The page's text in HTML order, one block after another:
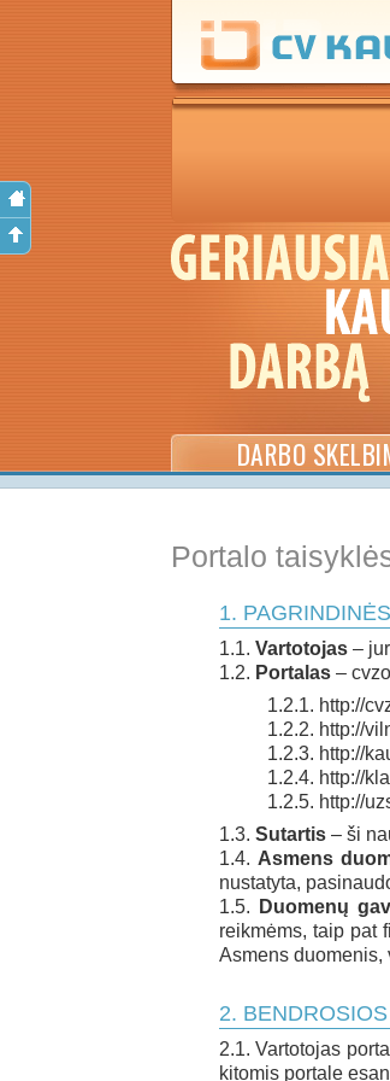
DARBO
Portalo
Vartotojas –
Portalas –
http://
http://
http://
http://
http://
Sutartis – ši
Asmens
nustatyta,
Duomenų
reikmėms, taip pat
Asmens duomenis,
Vartotojas
kitomis portale